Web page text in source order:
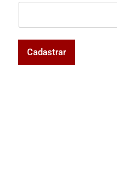
Cadastrar